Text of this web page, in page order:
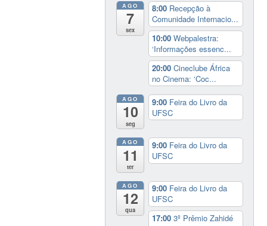
AGO
7
sex
8:00 Recepção à
Comunidade Internacio...
10:00Webpalestra:
‘Informações essenc...
20:00Cineclube África
no Cinema: ‘Coc...
AGO
10
seg
9:00 Feira do Livro da
UFSC
AGO
11
ter
9:00 Feira do Livro da
UFSC
AGO
12
qua
9:00 Feira do Livro da
UFSC
17:003º Prêmio Zahidé